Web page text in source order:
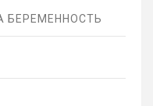
БЕРЕМЕННОСТЬ